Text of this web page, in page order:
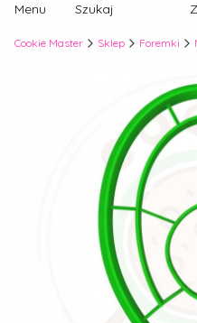
Menu Szukaj
Cookie Master Sklep Foremki